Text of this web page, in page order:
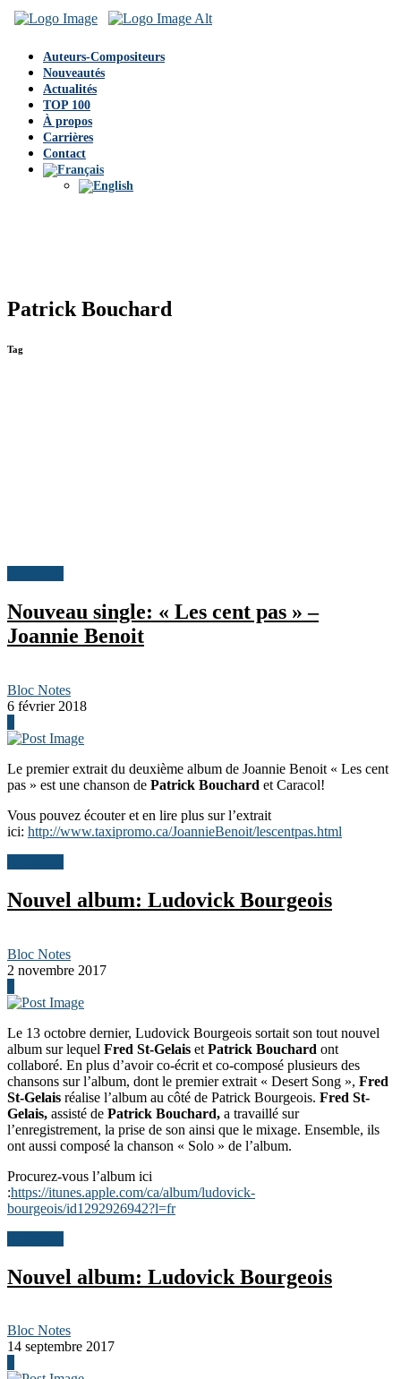
Auteurs-Compositeurs
Nouveautés
Actualités
TOP 100
À propos
Carrières
Contact
Patrick Bouchard
Tag
Nouveau single: « Les cent pas » –
Joannie Benoit
Bloc Notes
6 février 2018
Le premier extrait du deuxième album de Joannie Benoit « Les cent
pas » est une chanson de Patrick Bouchard et Caracol!
Vous pouvez écouter et en lire plus sur l’extrait
ici: http://www.taxipromo.ca/JoannieBenoit/lescentpas.html
Nouvel album: Ludovick Bourgeois
Bloc Notes
2 novembre 2017
Le 13 octobre dernier, Ludovick Bourgeois sortait son tout nouvel
album sur lequel Fred St-Gelais et Patrick Bouchard ont
collaboré. En plus d’avoir co-écrit et co-composé plusieurs des
chansons sur l’album, dont le premier extrait « Desert Song », Fred
St-Gelais réalise l’album au côté de Patrick Bourgeois. Fred St-
Gelais, assisté de Patrick Bouchard, a travaillé sur
l’enregistrement, la prise de son ainsi que le mixage. Ensemble, ils
ont aussi composé la chanson « Solo » de l’album.
Procurez-vous l’album ici
:https://itunes.apple.com/ca/album/ludovick-
bourgeois/id1292926942?l=fr
Nouvel album: Ludovick Bourgeois
Bloc Notes
14 septembre 2017